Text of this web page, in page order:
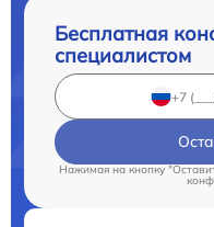
Бесплатная
специалистом
Нажимая на кнопку